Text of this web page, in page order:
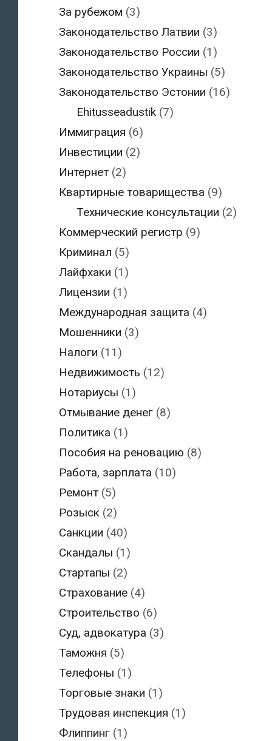
За рубежом (3)
Законодательство Латвии (3)
Законодательство России (1)
Законодательство Украины (5)
Законодательство Эстонии (16)
Ehitusseadustik(7)
Иммиграция (6)
Инвестиции (2)
Интернет (2)
Квартирные товарищества (9)
Технические консультации (2)
Коммерческий регистр (9)
Криминал (5)
Лайфхаки (1)
Лицензии (1)
Международная защита (4)
Мошенники (3)
Налоги (11)
Недвижимость (12)
Нотариусы (1)
Отмывание денег (8)
Политика (1)
Пособия на реновацию (8)
Работа, зарплата (10)
Ремонт (5)
Розыск (2)
Санкции (40)
Скандалы (1)
Стартапы (2)
Страхование (4)
Строительство (6)
Суд, адвокатура (3)
Таможня (5)
Телефоны (1)
Торговые знаки (1)
Трудовая инспекция (1)
Флиппинг (1)